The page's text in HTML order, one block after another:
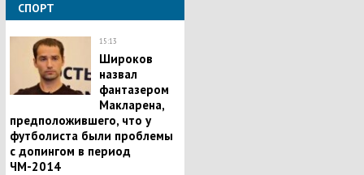
СПОРТ
15:13
Широков
назвал
фантазером
Макларена,
предположившего, что у
футболиста были проблемы
с допингом в период
ЧМ-2014